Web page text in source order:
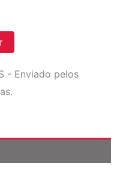
- Enviado pelos